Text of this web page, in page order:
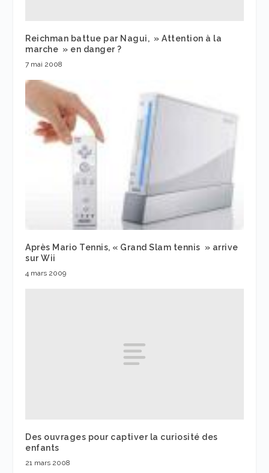
Reichman battue par Nagui, » Attention à la
marche » en danger ?
7 mai 2008
Après Mario Tennis, « Grand Slam tennis » arrive
sur Wii
4 mars 2009
Des ouvrages pour captiver la curiosité des
enfants
21 mars 2008